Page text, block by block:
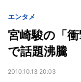
エンタメ
宮崎駿の「
で話題沸騰
2010.10.13 20:03